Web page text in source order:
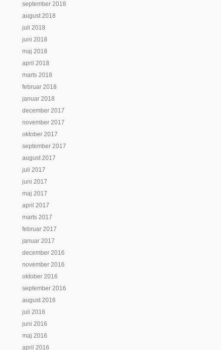
september 2018
august 2018
juli 2018
juni 2018
maj 2018
april 2018
marts 2018
februar 2018
januar 2018
december 2017
november 2017
oktober 2017
september 2017
august 2017
juli 2017
juni 2017
maj 2017
april 2017
marts 2017
februar 2017
januar 2017
december 2016
november 2016
oktober 2016
september 2016
august 2016
juli 2016
juni 2016
maj 2016
april 2016